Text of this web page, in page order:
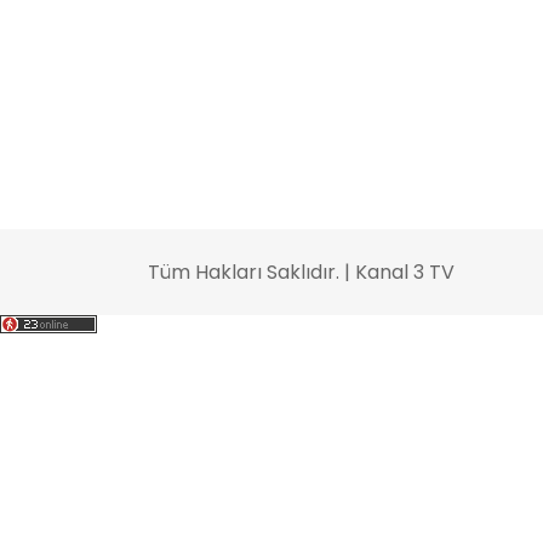
Tüm Hakları Saklıdır. | Kanal 3 TV